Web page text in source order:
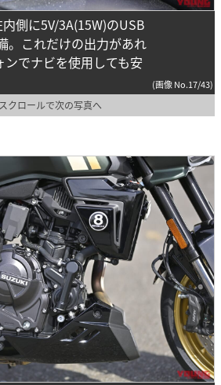
側に5V/3A(15W)のUSB
。これだけの出力があれ
でナビを使用しても安
(画像 No.17/43)
クロールで次の写真へ